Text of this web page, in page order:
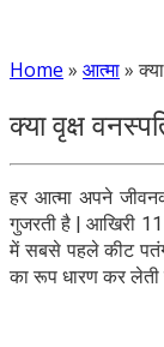
Home » आत्मा»
क्या वृक्ष
हर आत्मा अपने
गुजरती है | आखिरी 11
में सबसे पहले कीट
का रूप धारण कर लेती